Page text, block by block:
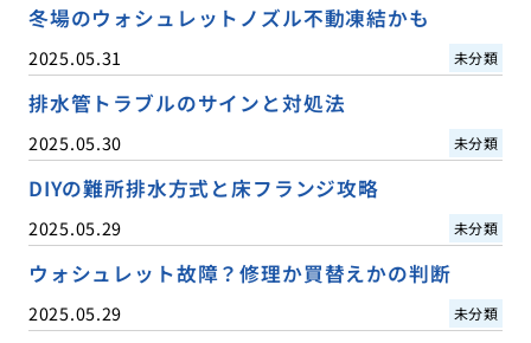
冬場のウォシュレットノズル不動凍結かも
2025.05.31 未分類
排水管トラブルのサインと対処法
2025.05.30 未分類
DIYの難所排水方式と床フランジ攻略
2025.05.29 未分類
ウォシュレット故障？修理か買替えかの判断
2025.05.29 未分類